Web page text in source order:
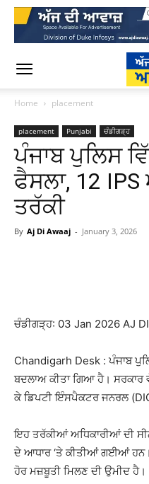
Home placement
placement Punjabi ਚੰਡੀਗੜ੍ਹ
ਪੰਜਾਬ ਪੁਲਿਸ
ਫੈਸਲਾ, 12
ਤਰੱਕੀ
By Aj Di Awaaj - January 3, 2026
ਚੰਡੀਗੜ੍ਹ: 03 Jan 2026 AJ
Chandigarh Desk : ਪੰਜਾਬ
ਬਦਲਾਅ ਕੀਤਾ ਗਿਆ ਹੈ। ਸਰਕਾਰ
ਕੇ ਡਿਪਟੀ ਇੰਸਪੈਕਟਰ ਜਨਰਲ
ਇਹ ਤਰੱਕੀਆਂ ਅਧਿਕਾਰੀਆਂ ਦੀ
ਦੇ ਆਧਾਰ ‘ਤੇ ਕੀਤੀਆਂ ਗਈਆਂ
ਹੋਰ ਮਜ਼ਬੂਤੀ ਮਿਲਣ ਦੀ ਉਮੀਦ ਹੈ।